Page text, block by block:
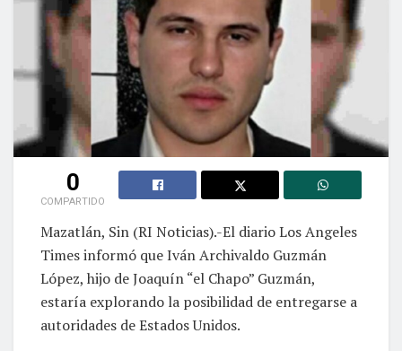
0
COMPARTIDO
Mazatlán, Sin (RI Noticias).-El diario Los Angeles
Times informó que Iván Archivaldo Guzmán
López, hijo de Joaquín “el Chapo” Guzmán,
estaría explorando la posibilidad de entregarse a
autoridades de Estados Unidos.